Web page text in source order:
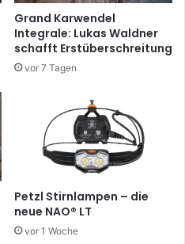
Grand Karwendel
Integrale: Lukas Waldner
schafft Erstüberschreitung
vor 7 Tagen
Petzl Stirnlampen – die
neue NAO® LT
vor 1 Woche